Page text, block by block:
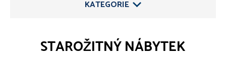
KATEGORIE
STAROŽITNÝ NÁBYTEK